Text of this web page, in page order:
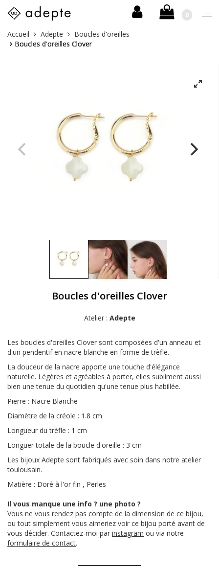
Skip
0
Vous
êtes
Accueil Adepte
Boucles d'oreilles
Boucles d'oreilles Clover
Boucles d'oreilles Clover
Atelier : Adepte
Les boucles d'oreilles Clover sont composées d'un anneau et
d'un pendentif en nacre blanche en forme de trèfle.
La douceur de la nacre apporte une touche d'élégance
naturelle. Légères et agréables à porter, elles subliment aussi
bien une tenue du quotidien qu'une tenue plus habillée.
Pierre : Nacre Blanche
Diamètre de la créole : 1.8 cm
Longueur du trèfle : 1 cm
Longuer totale de la boucle d'oreille : 3 cm
Les bijoux Adepte sont fabriqués avec soin dans notre atelier
toulousain.
Matière : Doré à l'or fin , Perles
Il vous manque une info ? une photo ?
Vous ne vous rendez pas compte de la dimension de ce bijou,
ou tout simplement vous aimeriez voir ce bijou porté avant de
vous décider. Contactez-moi par instagram ou via notre
formulaire de contact.